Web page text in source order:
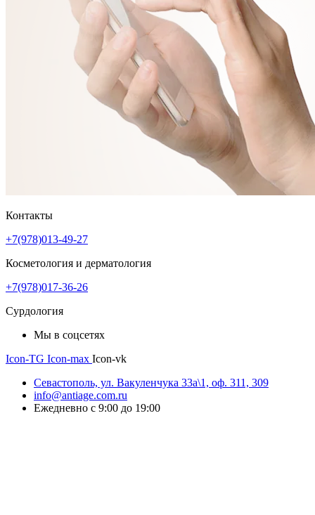
Контакты
+7(978)013-49-27
Косметология и дерматология
+7(978)017-36-26
Сурдология
Мы в соцсетях
Icon-TG Icon-max Icon-vk
Севастополь, ул. Вакуленчука 33а\1, оф. 311, 309
info@antiage.com.ru
Ежедневно с 9:00 до 19:00